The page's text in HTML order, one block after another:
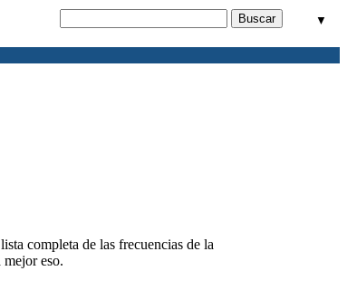
▼
completa de las frecuencias de la
mejor eso.